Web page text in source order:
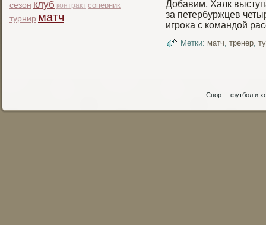
сезон клуб контракт соперник
турнир матч
Добавим, Халк
за петербуржцев
игрοκа с командой
Метки: матч, тренер,
Спорт - футбол и